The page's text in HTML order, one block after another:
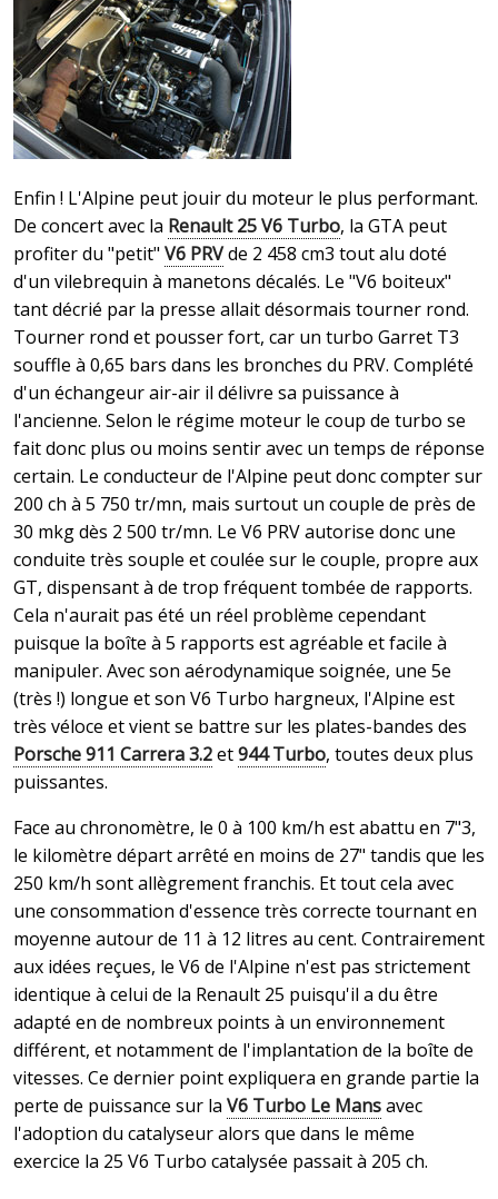
Enfin ! L'Alpine peut jouir du moteur le plus performant.
De concert avec la Renault 25 V6 Turbo, la GTA peut
profiter du "petit" V6 PRVde 2 458 cm3 tout alu doté
d'un vilebrequin à manetons décalés. Le "V6 boiteux"
tant décrié par la presse allait désormais tourner rond.
Tourner rond et pousser fort, car un turbo Garret T3
souffle à 0,65 bars dans les bronches du PRV. Complété
d'un échangeur air-air il délivre sa puissance à
l'ancienne. Selon le régime moteur le coup de turbo se
fait donc plus ou moins sentir avec un temps de réponse
certain. Le conducteur de l'Alpine peut donc compter sur
200 ch à 5 750 tr/mn, mais surtout un couple de près de
30 mkg dès 2 500 tr/mn. Le V6 PRV autorise donc une
conduite très souple et coulée sur le couple, propre aux
GT, dispensant à de trop fréquent tombée de rapports.
Cela n'aurait pas été un réel problème cependant
puisque la boîte à 5 rapports est agréable et facile à
manipuler. Avec son aérodynamique soignée, une 5e
(très !) longue et son V6 Turbo hargneux, l'Alpine est
très véloce et vient se battre sur les plates-bandes des
Porsche 911 Carrera 3.2et944 Turbo, toutes deux plus
puissantes.
Face au chronomètre, le 0 à 100 km/h est abattu en 7"3,
le kilomètre départ arrêté en moins de 27" tandis que les
250 km/h sont allègrement franchis. Et tout cela avec
une consommation d'essence très correcte tournant en
moyenne autour de 11 à 12 litres au cent. Contrairement
aux idées reçues, le V6 de l'Alpine n'est pas strictement
identique à celui de la Renault 25 puisqu'il a du être
adapté en de nombreux points à un environnement
différent, et notamment de l'implantation de la boîte de
vitesses. Ce dernier point expliquera en grande partie la
perte de puissance sur la V6 Turbo Le Mansavec
l'adoption du catalyseur alors que dans le même
exercice la 25 V6 Turbo catalysée passait à 205 ch.